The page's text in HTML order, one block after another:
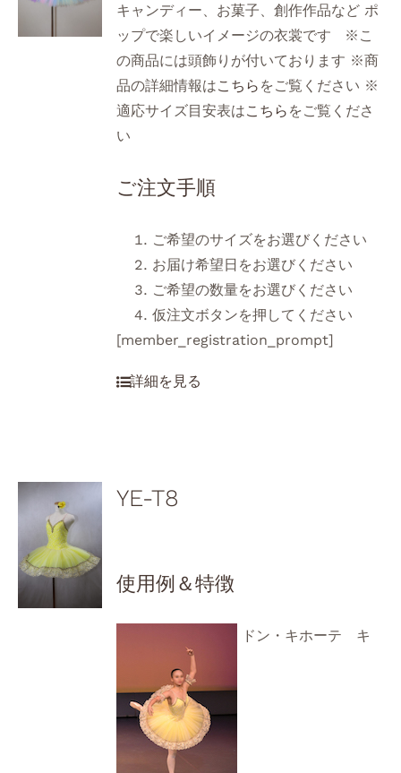
キャンディー、お菓子、創作作品など ポ
ップで楽しいイメージの衣裳です ※こ
の商品には頭飾りが付いております ※商
品の詳細情報はこちら をご覧ください ※
適応サイズ目安表はこちら をご覧くださ
い
ご注文手順
ご希望のサイズをお選びください
お届け希望日をお選びください
ご希望の数量をお選びください
仮注文ボタンを押してください
[member_registration_prompt]
YE-T8
使用例＆特徴
ドン・キホーテ キ